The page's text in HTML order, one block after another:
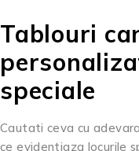
Tablouri
speciale
Cautati ceva cu
ce evidentiaza locurile